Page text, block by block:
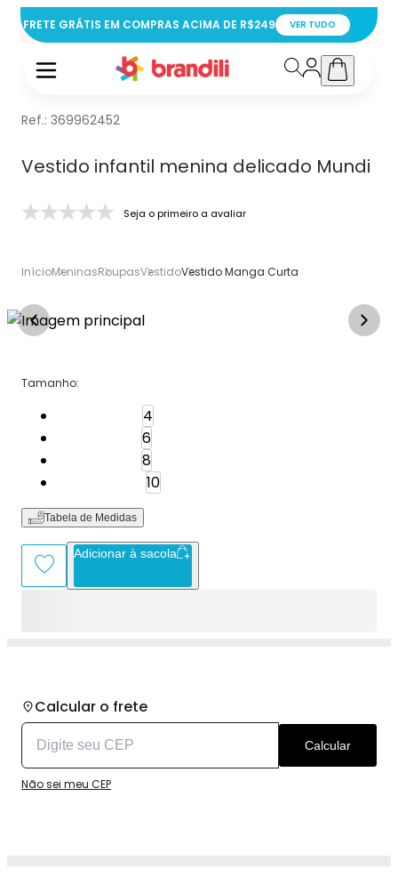
FRETE GRÁTIS EM COMPRAS ACIMA DE R$249 VER TUDO
Ref.: 369962452
Vestido infantil menina delicado Mundi
Seja o primeiro a avaliar
InícioMeninasRoupasVestidoVestido Manga Curta
Tamanho:
4
6
8
10
Tabela de Medidas
Adicionar à sacola
Calcular o frete
Calcular
Não sei meu CEP